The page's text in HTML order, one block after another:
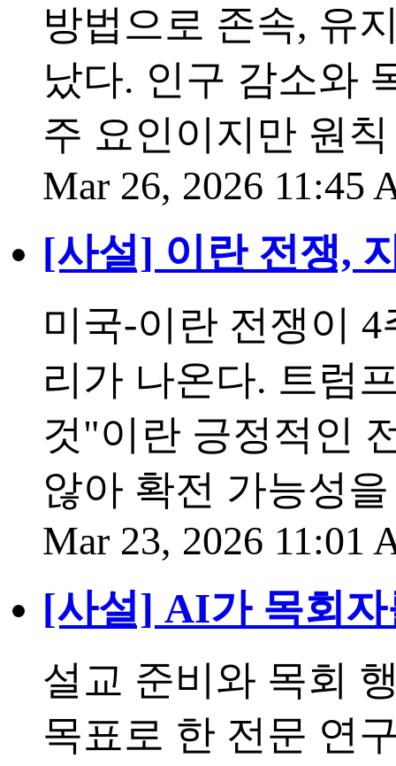
방법으로 존속, 유
났다. 인구 감소와
주 요인이지만 원
Mar 26, 2026 11:45
[사설] 이란 전쟁,
미국-이란 전쟁이
리가 나온다. 트럼
것"이란 긍정적인
않아 확전 가능성
Mar 23, 2026 11:01
[사설] AI가 목회
설교 준비와 목회
목표로 한 전문 연